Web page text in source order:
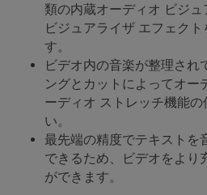
類の内蔵オーディオ ビジ
ビジュアライザ エフェク
す。
ビデオ内の音楽が整理され
ングとカットによってオー
ーディオ ストレッチ機能
い。
最先端の精度でテキストを
できるため、ビデオをより
ができます。